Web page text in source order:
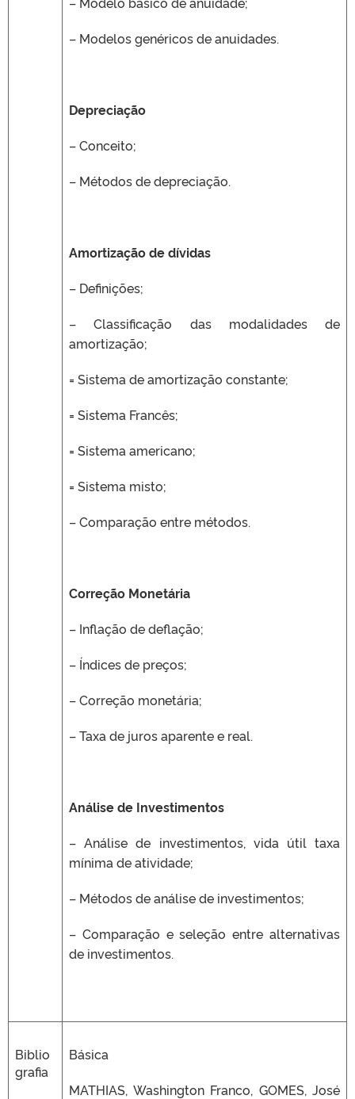
– Modelos genéricos de anuidades.
Depreciação
– Conceito;
– Métodos de depreciação.
Amortização de dívidas
– Definições;
– Classificação das modalidades de
amortização;
= Sistema de amortização constante;
= Sistema Francês;
= Sistema americano;
= Sistema misto;
– Comparação entre métodos.
Correção Monetária
– Inflação de deflação;
– Índices de preços;
– Correção monetária;
– Taxa de juros aparente e real.
Análise de Investimentos
– Análise de investimentos, vida útil taxa
mínima de atividade;
– Métodos de análise de investimentos;
– Comparação e seleção entre alternativas
de investimentos.
Biblio
grafia
Básica
MATHIAS, Washington Franco, GOMES, José